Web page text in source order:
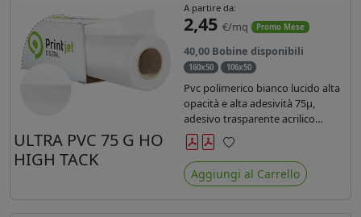
ULTRA PVC 75 G HO
HIGH TACK
A partire da:
2,45 €/mq Promo Mese
40,00 Bobine disponibili
160x50 106x50
Pvc polimerico bianco lucido alta
opacità e alta adesività 75µ,
adesivo trasparente acrilico
hotmelt permanente, durata 5-7
anni, liner 140gr PE su entrambi
lati. Prestazioni di alto livello.
Dotato di certificato ignifugo
Preferiti
Aggiungi al Carrello